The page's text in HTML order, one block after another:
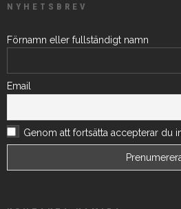
NYHETSBREV
Förnamn eller fullständigt namn
Email
Genom att fortsätta accepterar du